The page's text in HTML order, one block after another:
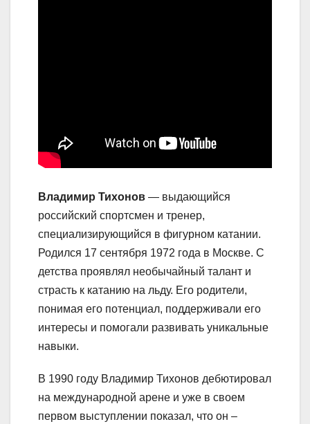
Владимир Тихонов — выдающийся
российский спортсмен и тренер,
специализирующийся в фигурном катании.
Родился 17 сентября 1972 года в Москве. С
детства проявлял необычайный талант и
страсть к катанию на льду. Его родители,
понимая его потенциал, поддерживали его
интересы и помогали развивать уникальные
навыки.
В 1990 году Владимир Тихонов дебютировал
на международной арене и уже в своем
первом выступлении показал, что он –